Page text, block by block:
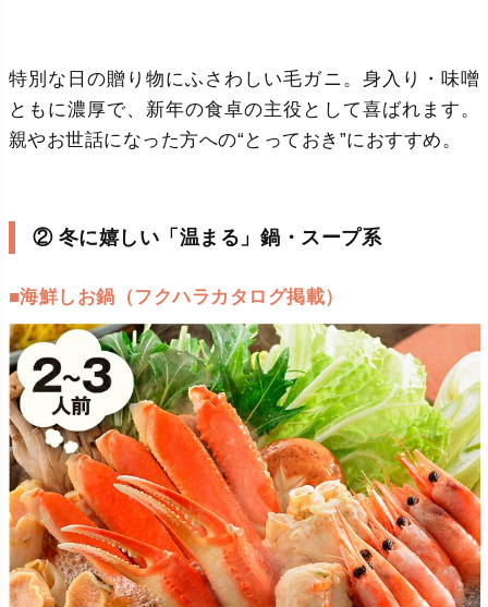
特別な日の贈り物にふさわしい毛ガニ。身入り・味噌
ともに濃厚で、新年の食卓の主役として喜ばれます。
親やお世話になった方への“とっておき”におすすめ。
② 冬に嬉しい「温まる」鍋・スープ系
■海鮮しお鍋（フクハラカタログ掲載）